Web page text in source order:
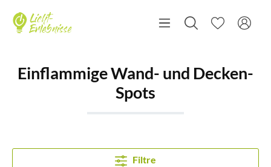
Einflammige Wand- und Decken-
Spots
Filtre